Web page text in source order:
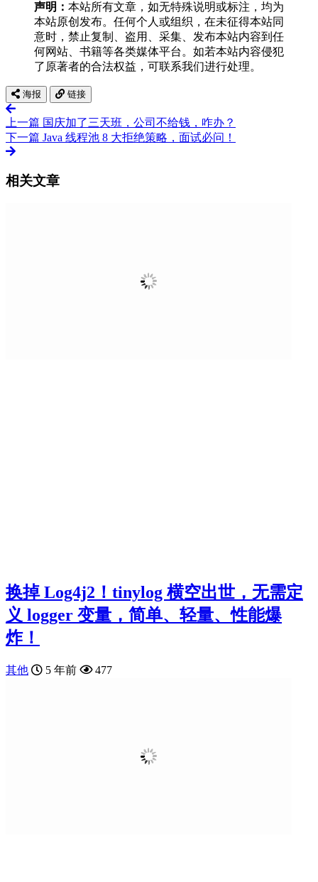
声明： 本站所有文章，如无特殊说明或标注，均为
本站原创发布。任何个人或组织，在未征得本站同
意时，禁止复制、盗用、采集、发布本站内容到任
何网站、书籍等各类媒体平台。如若本站内容侵犯
了原著者的合法权益，可联系我们进行处理。
海报 链接
上一篇 国庆加了三天班，公司不给钱，咋办？
下一篇 Java 线程池 8 大拒绝策略，面试必问！
相关文章
换掉 Log4j2！tinylog 横空出世，无需定
义 logger 变量，简单、轻量、性能爆
炸！
其他 5 年前 477